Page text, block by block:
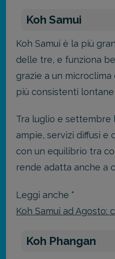
Koh Samui
Koh Samui è la più
delle tre, e funziona
grazie a un
più consistenti lontane
Tra luglio e settembre
ampie, servizi diffusi e
con un equilibrio tra
rende adatta anche a
Leggi anche “
Koh Samui ad Agosto:
Koh Phangan